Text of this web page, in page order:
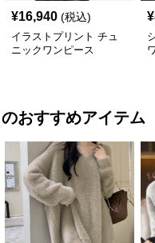
¥16,940 (税込)
イラストプリント チュ
ニックワンピース
¥
のおすすめアイテム